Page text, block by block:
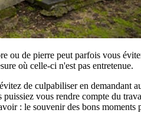
ou de pierre peut parfois vous
où celle-ci n'est pas entretenue.
de culpabiliser en demandant
vous rendre compte du
: le souvenir des bons moments